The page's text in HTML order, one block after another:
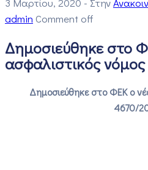
admin Comment off
Δημοσιεύθηκε στο
ασφαλιστικός
Δημοσιεύθηκε στο ΦΕΚ ο
4670/